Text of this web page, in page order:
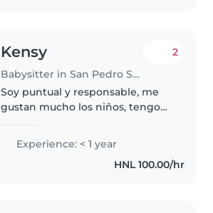
Kensy
Babysitter in San Pedro Sula
2
Soy puntual y responsable, me
gustan mucho los niños, tengo
agrada su compañía, soy
profesional graduada así que me
gusta enseñarles y estar con
Experience: < 1 year
HNL 100.00/hr